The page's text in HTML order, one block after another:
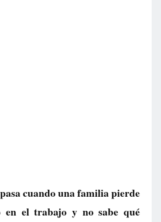
cuando una familia pierde
el trabajo y no sabe qué